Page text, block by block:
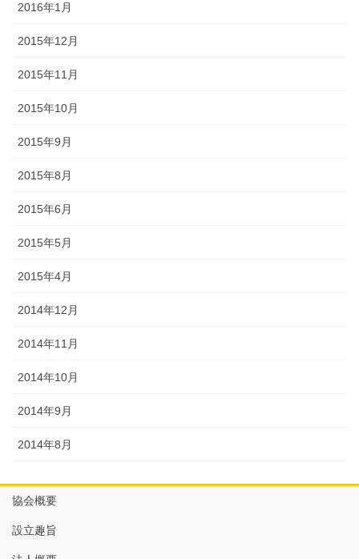
2016年1月
2015年12月
2015年11月
2015年10月
2015年9月
2015年8月
2015年6月
2015年5月
2015年4月
2014年12月
2014年11月
2014年10月
2014年9月
2014年8月
協会概要
設立趣旨